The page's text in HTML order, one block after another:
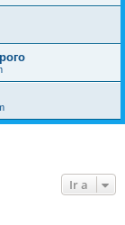
Ir a